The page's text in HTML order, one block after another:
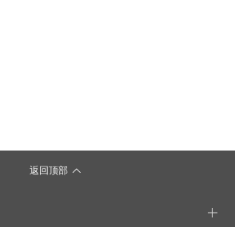
返回顶部